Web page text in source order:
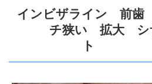
インビザライン 前
チ狭い 拡大 シ